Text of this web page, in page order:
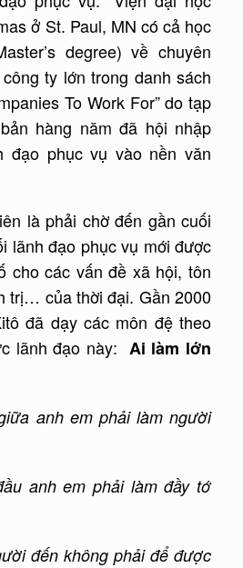
ở St. Paul, MN có cả học
degree) về chuyên
ty lớn trong danh sách
To Work For” do tạp
hàng năm đã hội nhập
đạo phục vụ vào nền văn
là phải chờ đến gần cuối
lãnh đạo phục vụ mới được
cho các vấn đề xã hội, tôn
trị… của thời đại. Gần 2000
đã dạy các môn đệ theo
lãnh đạo này: Ai làm lớn
anh em phải làm người
anh em phải làm đầy tớ
đến không phải để được